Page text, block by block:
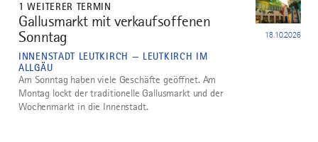
1 WEITERER TERMIN
5
Gallusmarkt mit verkaufsoffenen
Sonntag
INNENSTADT LEUTKIRCH — LEUTKIRCH IM
ALLGÄU
18.10.2026
Am Sonntag haben viele Geschäfte geöffnet. Am
Montag lockt der traditionelle Gallusmarkt und der
Wochenmarkt in die Innenstadt.